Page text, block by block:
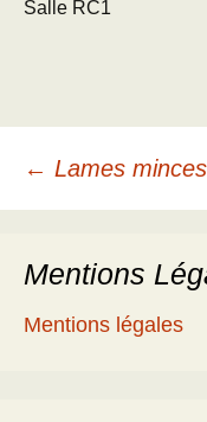
Salle RC1
des
articles
← Lames minces
Mentions
Mentions légales